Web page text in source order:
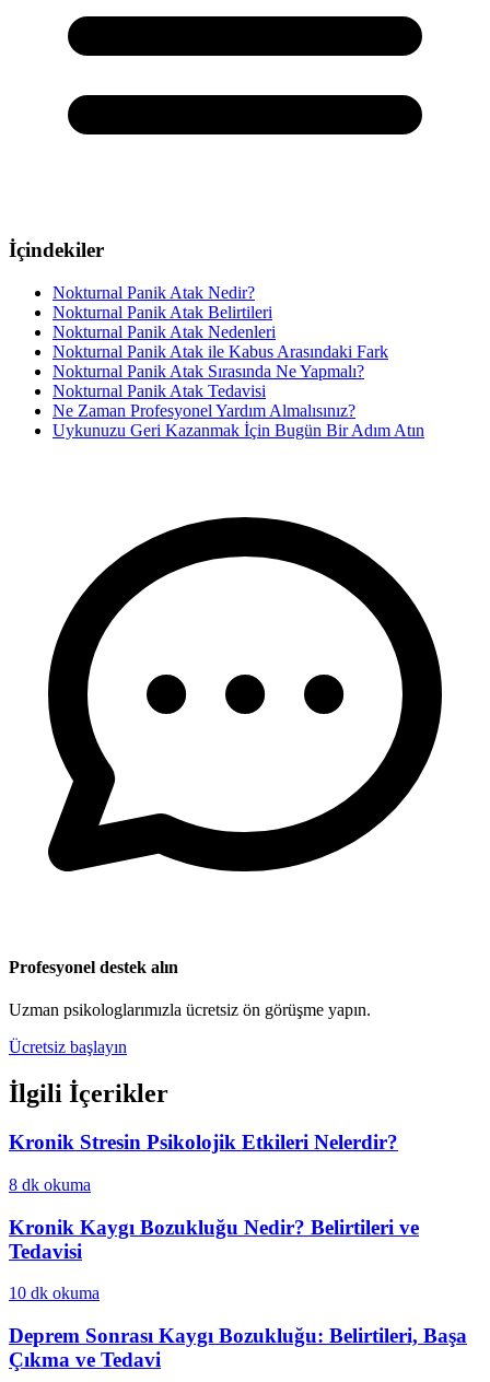
İçindekiler
Nokturnal Panik Atak Nedir?
Nokturnal Panik Atak Belirtileri
Nokturnal Panik Atak Nedenleri
Nokturnal Panik Atak ile Kabus Arasındaki Fark
Nokturnal Panik Atak Sırasında Ne Yapmalı?
Nokturnal Panik Atak Tedavisi
Ne Zaman Profesyonel Yardım Almalısınız?
Uykunuzu Geri Kazanmak İçin Bugün Bir Adım Atın
Profesyonel destek alın
Uzman psikologlarımızla ücretsiz ön görüşme yapın.
Ücretsiz başlayın
İlgili İçerikler
Kronik Stresin Psikolojik Etkileri Nelerdir?
8 dk okuma
Kronik Kaygı Bozukluğu Nedir? Belirtileri ve
Tedavisi
10 dk okuma
Deprem Sonrası Kaygı Bozukluğu: Belirtileri, Başa
Çıkma ve Tedavi